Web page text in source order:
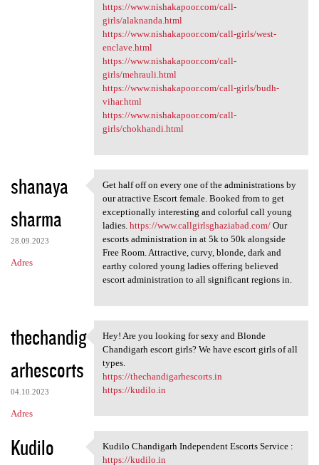
https://www.nishakapoor.com/call-
girls/alaknanda.html
https://www.nishakapoor.com/call-girls/west-
enclave.html
https://www.nishakapoor.com/call-
girls/mehrauli.html
https://www.nishakapoor.com/call-girls/budh-
vihar.html
https://www.nishakapoor.com/call-
girls/chokhandi.html
shanaya
sharma
28.09.2023
Adres
Get half off on every one of
Get half off on every one of the administrations by
our atractive Escort female. Booked from to get
exceptionally interesting and colorful call young
ladies. https://www.callgirlsghaziabad.com/Our
escorts administration in at 5k to 50k alongside
Free Room. Attractive, curvy, blonde, dark and
earthy colored young ladies offering believed
escort administration to all significant regions in.
thechandig
arhescorts
04.10.2023
Adres
Hey! Are you looking for sexy
Hey! Are you looking for sexy and Blonde
Chandigarh escort girls? We have escort girls of all
types.
https://thechandigarhescorts.in
https://kudilo.in
Kudilo Kudilo Chandigarh Independent
Kudilo Chandigarh Independent Escorts Service :
https://kudilo.in